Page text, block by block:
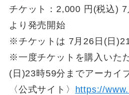
チケット：2,000 円(税込)
より発売開始
※チケットは 7月26日(日
※一度チケットを購入いた
(日)23時59分までアーカイ
〈公式サイト〉 https://